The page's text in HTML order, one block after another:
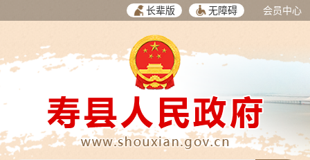
长辈版 无障碍 会员中心